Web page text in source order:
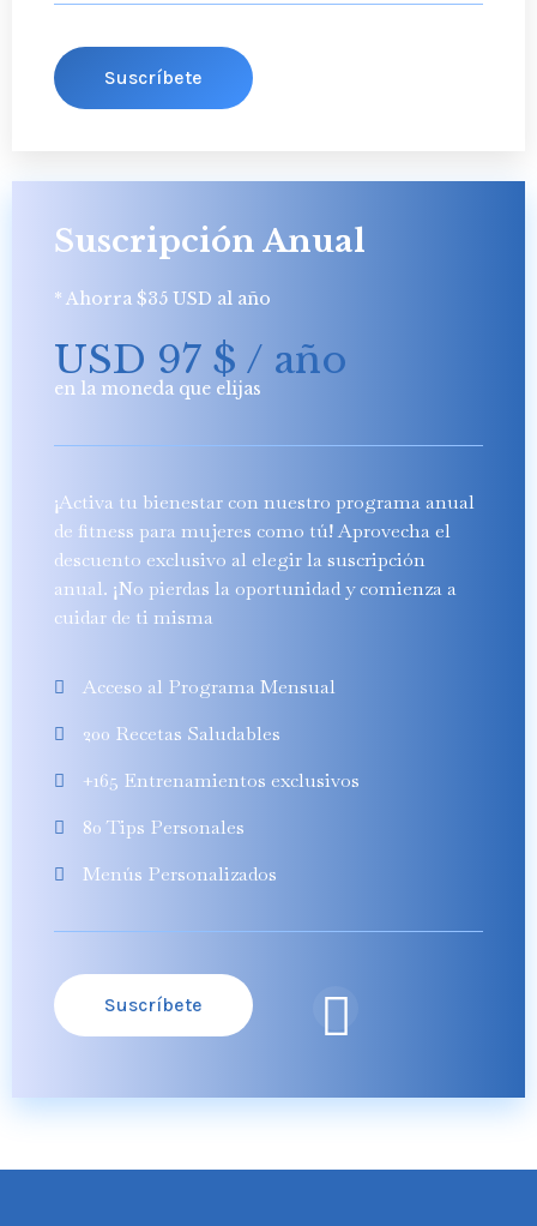
Suscríbete
Suscripción Anual
* Ahorra $35 USD al año
USD 97 $ / año
en la moneda que elijas
¡Activa tu bienestar con nuestro programa anual
de fitness para mujeres como tú! Aprovecha el
descuento exclusivo al elegir la suscripción
anual. ¡No pierdas la oportunidad y comienza a
cuidar de ti misma
Acceso al Programa Mensual
200 Recetas Saludables
+165 Entrenamientos exclusivos
80 Tips Personales
Menús Personalizados
Suscríbete